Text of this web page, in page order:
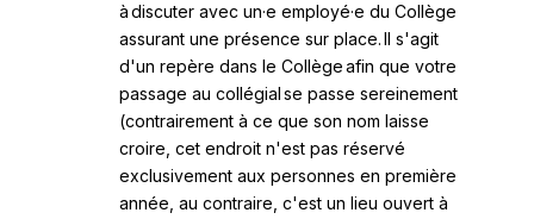
à discuter avec un·e employé·e du Collège
assurant une présence sur place. Il s'agit
d'un repère dans le Collège afin que votre
passage au collégial se passe sereinement
(contrairement à ce que son nom laisse
croire, cet endroit n'est pas réservé
exclusivement aux personnes en première
année, au contraire, c'est un lieu ouvert à